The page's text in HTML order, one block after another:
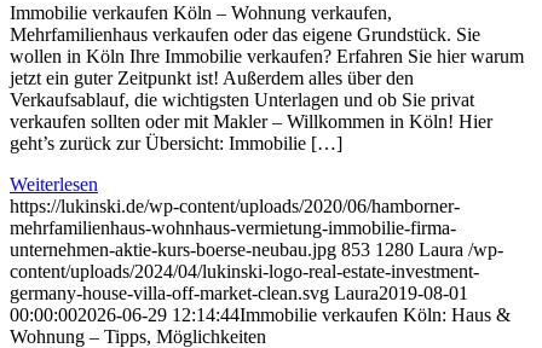
Immobilie verkaufen Köln – Wohnung verkaufen,
Mehrfamilienhaus verkaufen oder das eigene Grundstück. Sie
wollen in Köln Ihre Immobilie verkaufen? Erfahren Sie hier warum
jetzt ein guter Zeitpunkt ist! Außerdem alles über den
Verkaufsablauf, die wichtigsten Unterlagen und ob Sie privat
verkaufen sollten oder mit Makler – Willkommen in Köln! Hier
geht’s zurück zur Übersicht: Immobilie […]
Weiterlesen
https://lukinski.de/wp-content/uploads/2020/06/hamborner-
mehrfamilienhaus-wohnhaus-vermietung-immobilie-firma-
unternehmen-aktie-kurs-boerse-neubau.jpg 853 1280 Laura /wp-
content/uploads/2024/04/lukinski-logo-real-estate-investment-
germany-house-villa-off-market-clean.svg Laura2019-08-01
00:00:002026-06-29 12:14:44Immobilie verkaufen Köln: Haus &
Wohnung – Tipps, Möglichkeiten